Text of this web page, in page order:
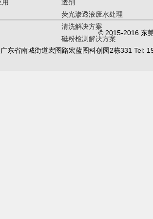
透剂
荧光渗透液废水处理
清洗解决方案
磁粉检测解决方案
© 2015-2016 东
广东省南城街道宏图路宏蓝图科创园2栋331 Tel: